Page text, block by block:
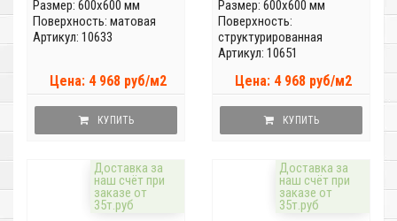
Размер: 600x600 мм
Поверхность: матовая
Артикул: 10633
Цена: 4 968 руб/м2
КУПИТЬ
Размер: 600x600 мм
Поверхность:
структурированная
Артикул: 10651
Цена: 4 968 руб/м2
КУПИТЬ
Доставка за
наш счёт при
заказе от
35т.руб
Доставка за
наш счёт при
заказе от
35т.руб